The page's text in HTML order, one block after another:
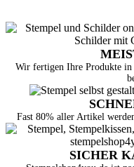
Wir fertigen Ihre Produkte in
Fast 80% aller Artikel
SICHER